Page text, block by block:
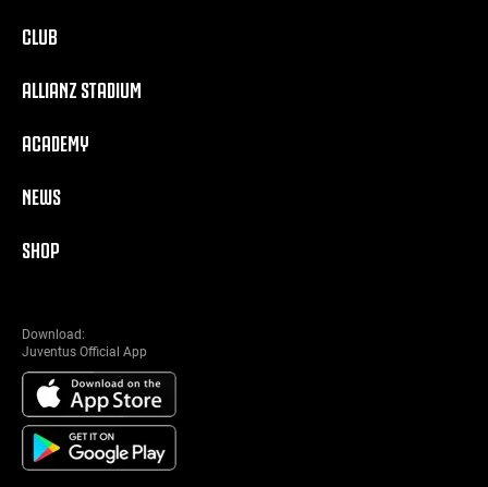
CLUB
ALLIANZ STADIUM
ACADEMY
NEWS
SHOP
Download:
Juventus Official App